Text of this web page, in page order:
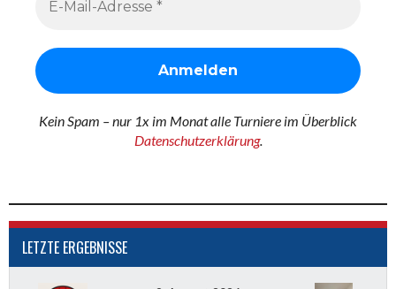
Kein Spam – nur 1x im Monat alle Turniere im Überblick
Datenschutzerklärung.
LETZTE ERGEBNISSE